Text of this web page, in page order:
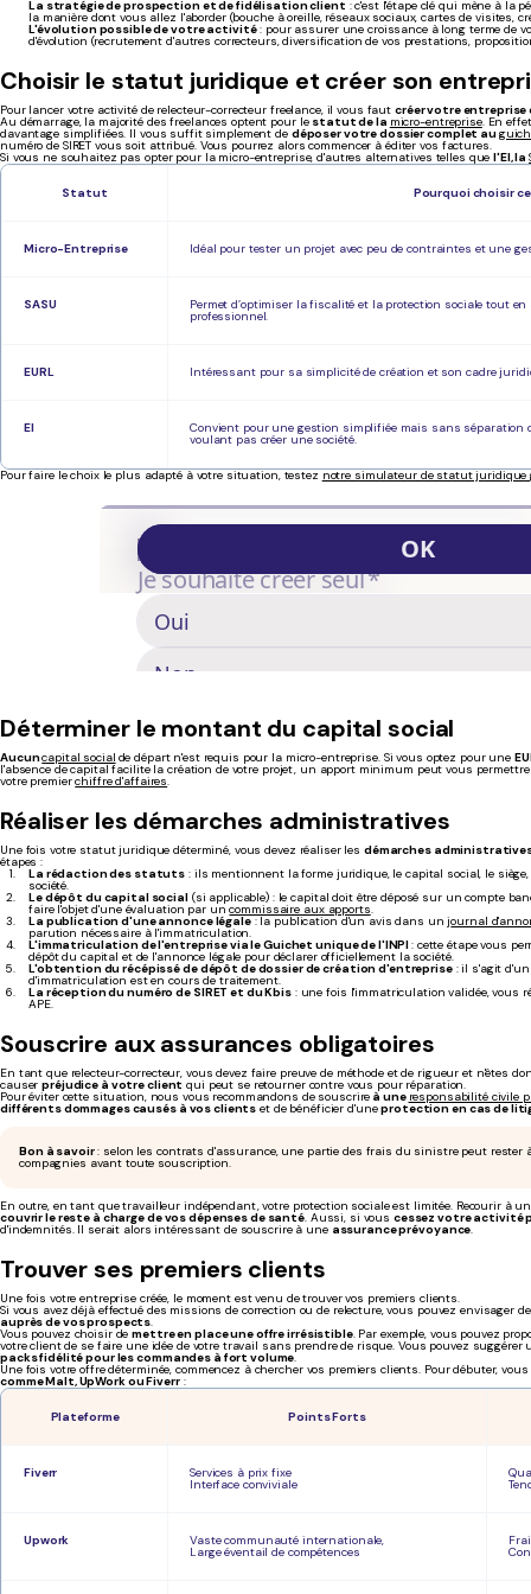
La stratégie de prospection et de fidélisation client : c'est l'étape clé qui mène à la
la manière dont vous allez l'aborder (bouche à oreille, réseaux sociaux, cartes de visites,
L'évolution possible de votre activité: pour assurer une croissance à long terme de
d'évolution (recrutement d'autres correcteurs, diversification de vos prestations,
Choisir le statut juridique et créer son
Pour lancer votre activité de relecteur-correcteur freelance, il vous faut créer votre
Au démarrage, la majorité des freelances optent pour le statut de la micro-entreprise. En
davantage simplifiées. Il vous suffit simplement de déposer votre dossier complet au
numéro de SIRET vous soit attribué. Vous pourrez alors commencer à éditer vos factures.
Si vous ne souhaitez pas opter pour la micro-entreprise, d'autres alternatives telles quel'EI, la
Statut Pourquoi choisir
Micro-Entreprise Idéal pour tester un projet avec peu de contraintes et une
SASU Permet d’optimiser la fiscalité et la protection sociale tout
professionnel.
EURL Intéressant pour sa simplicité de création et son cadre
EI Convient pour une gestion simplifiée mais sans séparation
voulant pas créer une société.
Pour faire le choix le plus adapté à votre situation, testeznotre simulateur de statut
Déterminer le montant du capital social
Aucuncapital social de départ n'est requis pour la micro-entreprise. Si vous optez pour une
l'absence de capital facilite la création de votre projet, un apport minimum peut vous
votre premierchiffre d'affaires.
Réaliser les démarches administratives
Une fois votre statut juridique déterminé, vous devez réaliser les démarches
étapes :
La rédaction des statuts : ils mentionnent la forme juridique, le capital social, le
société.
Le dépôt du capital social(si applicable) : le capital doit être déposé sur un compte
faire l'objet d'une évaluation par uncommissaire aux apports.
La publication d'une annonce légale: la publication d'un avis dans un journal
parution nécessaire à l'immatriculation.
L'immatriculation de l'entreprise via le Guichet unique de l'INPI: cette étape vous
dépôt du capital et de l'annonce légale pour déclarer officiellement la société.
L'obtention du récépissé de dépôt de dossier de création d'entreprise: il s'agit d'un
d'immatriculation est en cours de traitement.
La réception du numéro de SIRET et du Kbis: une fois l'immatriculation validée, vous
APE.
Souscrire aux assurances obligatoires
En tant que relecteur-correcteur, vous devez faire preuve de méthode et de rigueur et n'êtes
causerpréjudice à votre client qui peut se retourner contre vous pour réparation.
Pour éviter cette situation, nous vous recommandons de souscrire à une responsabilité civile
différents dommages causés à vos clients et de bénéficier d'uneprotection en cas de
Bon à savoir: selon les contrats d'assurance, une partie des frais du sinistre peut rester
compagnies avant toute souscription.
En outre, en tant que travailleur indépendant, votre protection sociale est limitée. Recourir à
couvrir le reste à charge de vos dépenses de santé. Aussi, si vous cessez votre activité
d'indemnités. Il serait alors intéressant de souscrire à une assurance prévoyance.
Trouver ses premiers clients
Une fois votre entreprise créée, le moment est venu de trouver vos premiers clients.
Si vous avez déjà effectué des missions de correction ou de relecture, vous pouvez envisager
auprès de vos prospects.
Vous pouvez choisir demettre en place une offre irrésistible. Par exemple, vous pouvez
votre client de se faire une idée de votre travail sans prendre de risque. Vous pouvez suggérer
packs fidélité pour les commandes à fort volume.
Une fois votre offre déterminée, commencez à chercher vos premiers clients. Pour débuter,
comme Malt, UpWork ou Fiverr:
Plateforme Points Forts
Fiverr Services à prix fixe
Interface conviviale
Upwork Vaste communauté internationale,
Large éventail de compétences